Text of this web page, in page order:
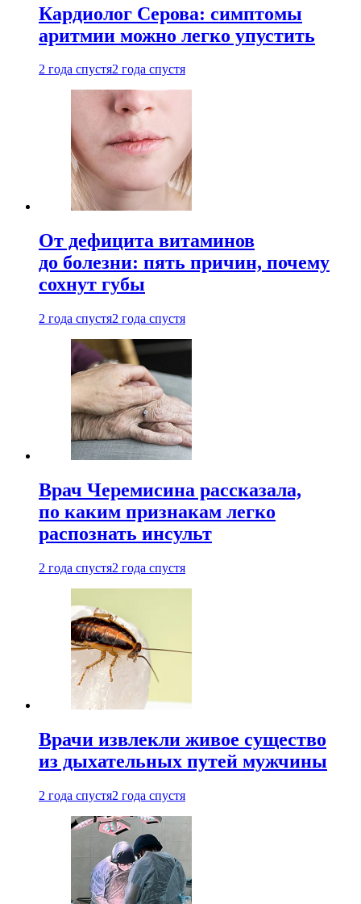
Кардиолог Серова: симптомы
аритмии можно легко упустить
2 года спустя2 года спустя
От дефицита витаминов
до болезни: пять причин, почему
сохнут губы
2 года спустя2 года спустя
Врач Черемисина рассказала,
по каким признакам легко
распознать инсульт
2 года спустя2 года спустя
Врачи извлекли живое существо
из дыхательных путей мужчины
2 года спустя2 года спустя